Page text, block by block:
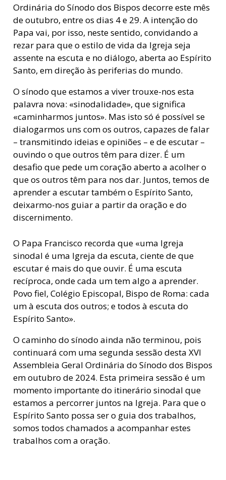
Ordinária do Sínodo dos Bispos decorre este mês
de outubro, entre os dias 4 e 29. A intenção do
Papa vai, por isso, neste sentido, convidando a
rezar para que o estilo de vida da Igreja seja
assente na escuta e no diálogo, aberta ao Espírito
Santo, em direção às periferias do mundo.
O sínodo que estamos a viver trouxe-nos esta
palavra nova: «sinodalidade», que significa
«caminharmos juntos». Mas isto só é possível se
dialogarmos uns com os outros, capazes de falar
– transmitindo ideias e opiniões – e de escutar –
ouvindo o que outros têm para dizer. É um
desafio que pede um coração aberto a acolher o
que os outros têm para nos dar. Juntos, temos de
aprender a escutar também o Espírito Santo,
deixarmo-nos guiar a partir da oração e do
discernimento.
O Papa Francisco recorda que «uma Igreja
sinodal é uma Igreja da escuta, ciente de que
escutar é mais do que ouvir. É uma escuta
recíproca, onde cada um tem algo a aprender.
Povo fiel, Colégio Episcopal, Bispo de Roma: cada
um à escuta dos outros; e todos à escuta do
Espírito Santo».
O caminho do sínodo ainda não terminou, pois
continuará com uma segunda sessão desta XVI
Assembleia Geral Ordinária do Sínodo dos Bispos
em outubro de 2024. Esta primeira sessão é um
momento importante do itinerário sinodal que
estamos a percorrer juntos na Igreja. Para que o
Espírito Santo possa ser o guia dos trabalhos,
somos todos chamados a acompanhar estes
trabalhos com a oração.